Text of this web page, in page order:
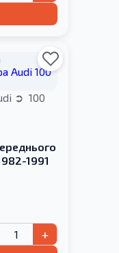
100
1991
+